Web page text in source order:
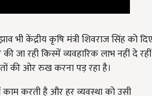
जा रही किस्में व्यवहारिक लाभ नहीं दे रहीं
की ओर रुख करना पड़ रहा है।
करती है और हर व्यवस्था को उसी
में काम करते हैं, तो जो आज की समस्याएँ